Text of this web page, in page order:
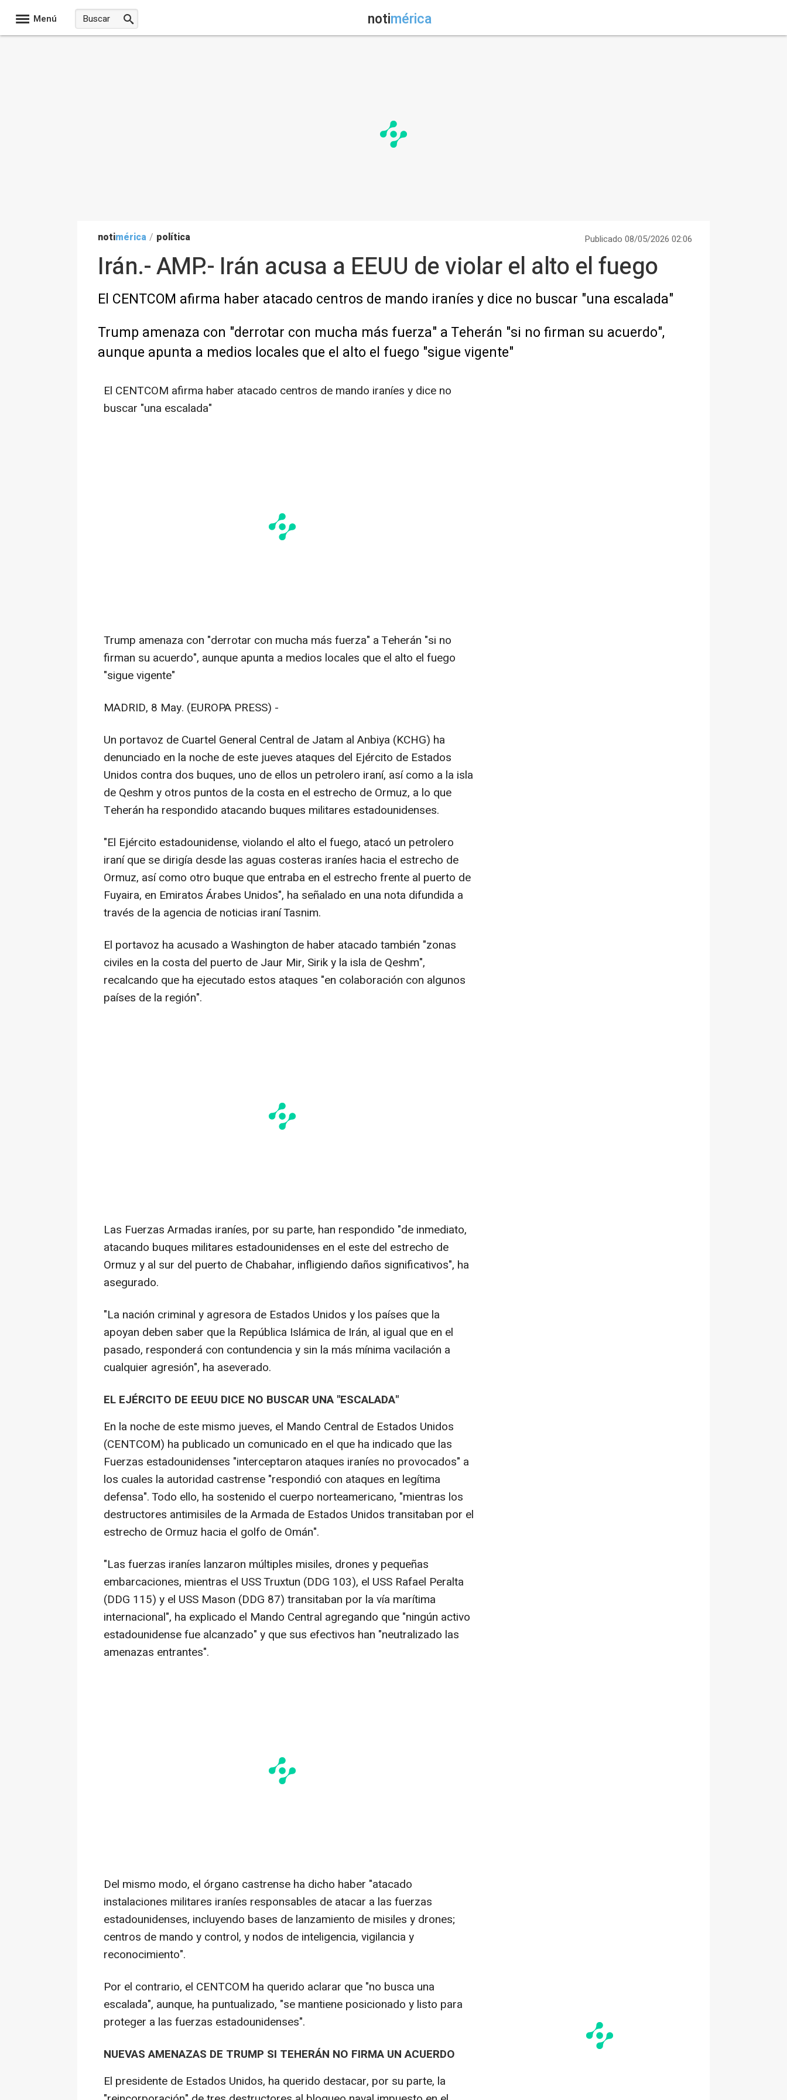
Menú notimérica
notimérica / política Publicado 08/05/2026 02:06
Irán.- AMP.- Irán acusa a EEUU de violar el alto el fuego
El CENTCOM afirma haber atacado centros de mando iraníes y dice no buscar "una escalada"
Trump amenaza con "derrotar con mucha más fuerza" a Teherán "si no firman su acuerdo",
aunque apunta a medios locales que el alto el fuego "sigue vigente"
El CENTCOM afirma haber atacado centros de mando iraníes y dice no
buscar "una escalada"
Trump amenaza con "derrotar con mucha más fuerza" a Teherán "si no
firman su acuerdo", aunque apunta a medios locales que el alto el fuego
"sigue vigente"
MADRID, 8 May. (EUROPA PRESS) -
Un portavoz de Cuartel General Central de Jatam al Anbiya (KCHG) ha
denunciado en la noche de este jueves ataques del Ejército de Estados
Unidos contra dos buques, uno de ellos un petrolero iraní, así como a la isla
de Qeshm y otros puntos de la costa en el estrecho de Ormuz, a lo que
Teherán ha respondido atacando buques militares estadounidenses.
"El Ejército estadounidense, violando el alto el fuego, atacó un petrolero
iraní que se dirigía desde las aguas costeras iraníes hacia el estrecho de
Ormuz, así como otro buque que entraba en el estrecho frente al puerto de
Fuyaira, en Emiratos Árabes Unidos", ha señalado en una nota difundida a
través de la agencia de noticias iraní Tasnim.
El portavoz ha acusado a Washington de haber atacado también "zonas
civiles en la costa del puerto de Jaur Mir, Sirik y la isla de Qeshm",
recalcando que ha ejecutado estos ataques "en colaboración con algunos
países de la región".
Las Fuerzas Armadas iraníes, por su parte, han respondido "de inmediato,
atacando buques militares estadounidenses en el este del estrecho de
Ormuz y al sur del puerto de Chabahar, infligiendo daños significativos", ha
asegurado.
"La nación criminal y agresora de Estados Unidos y los países que la
apoyan deben saber que la República Islámica de Irán, al igual que en el
pasado, responderá con contundencia y sin la más mínima vacilación a
cualquier agresión", ha aseverado.
EL EJÉRCITO DE EEUU DICE NO BUSCAR UNA "ESCALADA"
En la noche de este mismo jueves, el Mando Central de Estados Unidos
(CENTCOM) ha publicado un comunicado en el que ha indicado que las
Fuerzas estadounidenses "interceptaron ataques iraníes no provocados" a
los cuales la autoridad castrense "respondió con ataques en legítima
defensa". Todo ello, ha sostenido el cuerpo norteamericano, "mientras los
destructores antimisiles de la Armada de Estados Unidos transitaban por el
estrecho de Ormuz hacia el golfo de Omán".
"Las fuerzas iraníes lanzaron múltiples misiles, drones y pequeñas
embarcaciones, mientras el USS Truxtun (DDG 103), el USS Rafael Peralta
(DDG 115) y el USS Mason (DDG 87) transitaban por la vía marítima
internacional", ha explicado el Mando Central agregando que "ningún activo
estadounidense fue alcanzado" y que sus efectivos han "neutralizado las
amenazas entrantes".
Del mismo modo, el órgano castrense ha dicho haber "atacado
instalaciones militares iraníes responsables de atacar a las fuerzas
estadounidenses, incluyendo bases de lanzamiento de misiles y drones;
centros de mando y control, y nodos de inteligencia, vigilancia y
reconocimiento".
Por el contrario, el CENTCOM ha querido aclarar que "no busca una
escalada", aunque, ha puntualizado, "se mantiene posicionado y listo para
proteger a las fuerzas estadounidenses".
NUEVAS AMENAZAS DE TRUMP SI TEHERÁN NO FIRMA UN ACUERDO
El presidente de Estados Unidos, ha querido destacar, por su parte, la